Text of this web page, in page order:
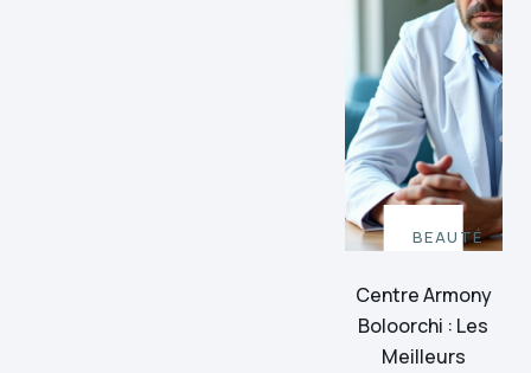
BEAUTÉ
Centre Armony
Boloorchi : Les
Meilleurs